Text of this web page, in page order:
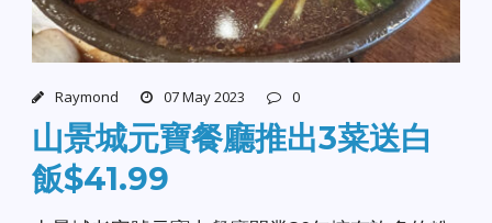
Raymond 07 May 2023 0
山景城元寶餐廳推出3菜送白
飯$41.99